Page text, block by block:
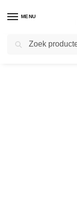
MENU
Home Herenmode /